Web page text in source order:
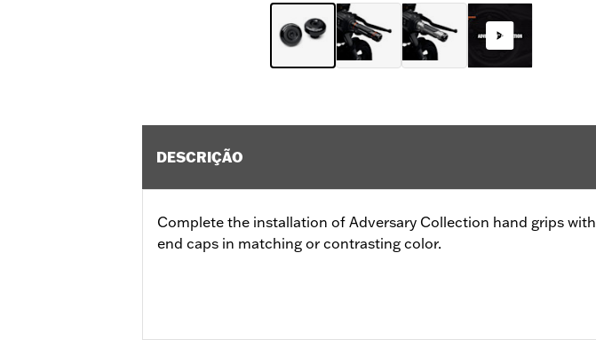
DESCRIÇÃO
Complete the installation of Adversary Collection hand grips with
end caps in matching or contrasting color.